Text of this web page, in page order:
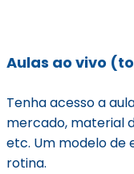
Aulas ao vivo
Tenha acesso a
mercado, material
etc. Um modelo de
rotina.